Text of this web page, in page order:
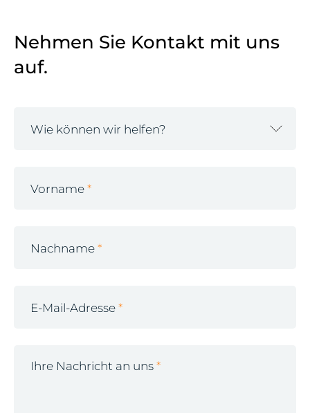
Nehmen Sie Kontakt mit uns
auf.
Wie können wir helfen?
Vorname
Nachname
E-Mail-Adresse
Ihre Nachricht an uns